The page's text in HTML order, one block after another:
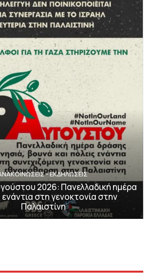
- ΕΚΔΗΛΩΣΕΙΣ
2026: Πανελλαδική ημέρα
στη γενοκτονία στην
Παλαιστίνη